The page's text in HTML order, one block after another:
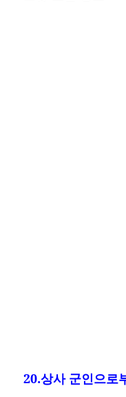
20.상사 군인으로